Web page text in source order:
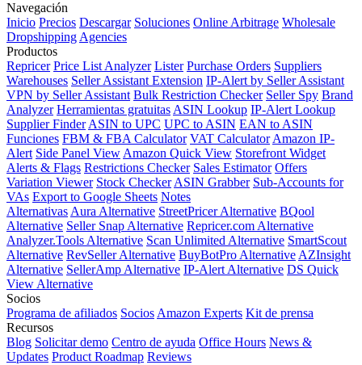
Navegación
Inicio Precios Descargar Soluciones Online Arbitrage Wholesale
Dropshipping Agencies
Productos
Repricer Price List Analyzer Lister Purchase Orders Suppliers
Warehouses Seller Assistant Extension IP-Alert by Seller Assistant
VPN by Seller Assistant Bulk Restriction Checker Seller Spy Brand
Analyzer Herramientas gratuitas ASIN Lookup IP-Alert Lookup
Supplier Finder ASIN to UPC UPC to ASIN EAN to ASIN
Funciones FBM & FBA Calculator VAT Calculator Amazon IP-
Alert Side Panel View Amazon Quick View Storefront Widget
Alerts & Flags Restrictions Checker Sales Estimator Offers
Variation Viewer Stock Checker ASIN Grabber Sub-Accounts for
VAs Export to Google Sheets Notes
Alternativas Aura Alternative StreetPricer Alternative BQool
Alternative Seller Snap Alternative Repricer.com Alternative
Analyzer.Tools Alternative Scan Unlimited Alternative SmartScout
Alternative RevSeller Alternative BuyBotPro Alternative AZInsight
Alternative SellerAmp Alternative IP-Alert Alternative DS Quick
View Alternative
Socios
Programa de afiliados Socios Amazon Experts Kit de prensa
Recursos
Blog Solicitar demo Centro de ayuda Office Hours News &
Updates Product Roadmap Reviews